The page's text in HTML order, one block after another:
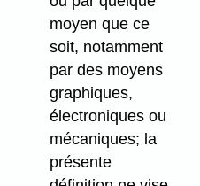
moyen que ce
soit, notamment
par des moyens
graphiques,
électroniques ou
mécaniques; la
présente